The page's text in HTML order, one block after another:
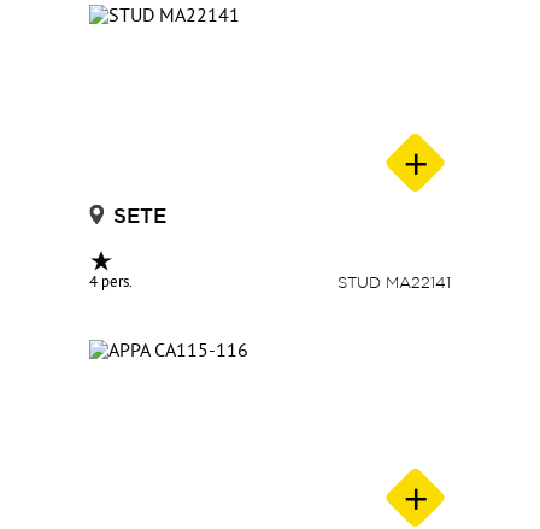
SETE
4 pers. STUD MA22141